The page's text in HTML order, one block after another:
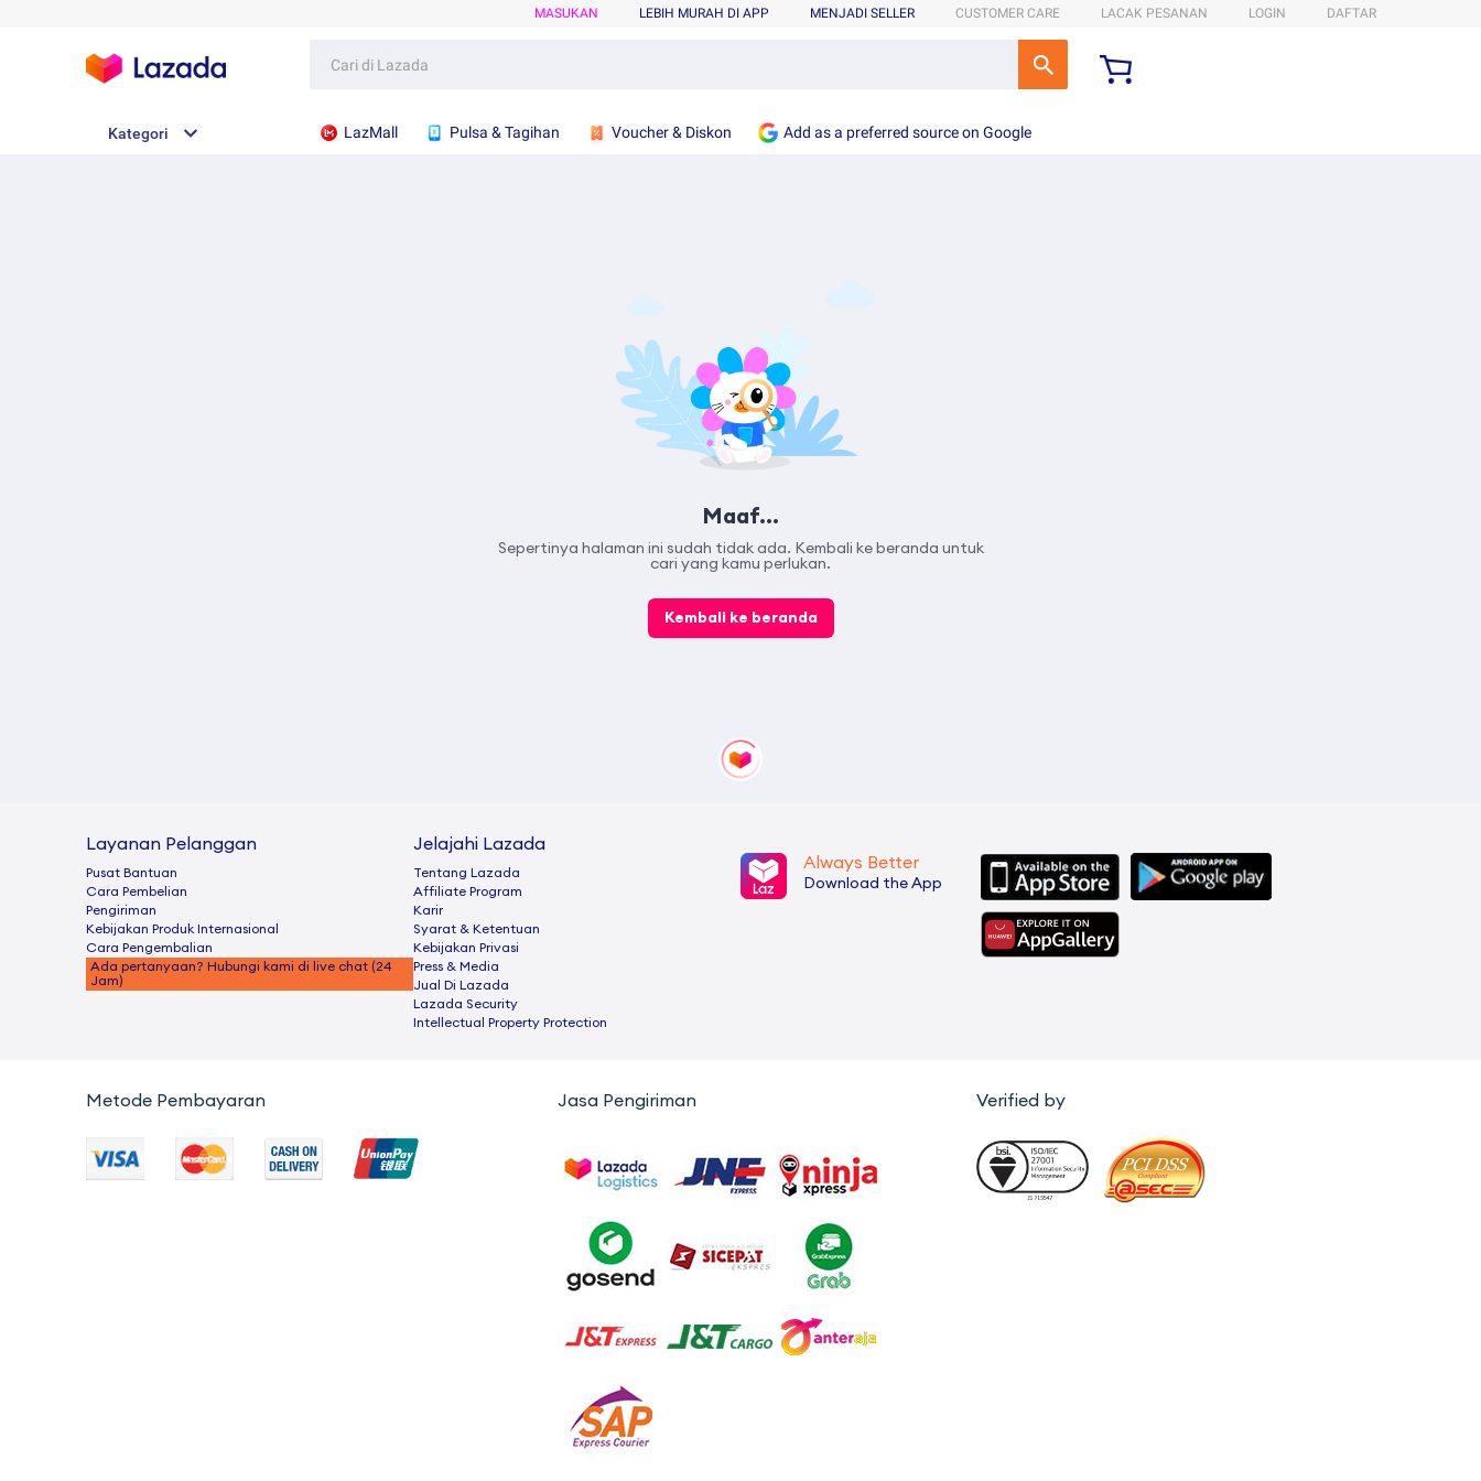
MASUKAN LEBIH MURAH DI APP MENJADI SELLER CUSTOMER CARE LACAK PESANAN LOGIN DAFTAR
Kategori LazMall Pulsa & Tagihan Voucher & Diskon Add as a preferred source on Google
Maaf...
Sepertinya halaman ini sudah tidak ada. Kembali ke beranda untuk
cari yang kamu perlukan.
Kembali ke beranda
Layanan Pelanggan
Pusat Bantuan
Cara Pembelian
Pengiriman
Kebijakan Produk Internasional
Cara Pengembalian
Ada pertanyaan? Hubungi kami di live chat (24
Jam)
Jelajahi Lazada
Tentang Lazada
Afﬁliate Program
Karir
Syarat & Ketentuan
Kebijakan Privasi
Press & Media
Jual Di Lazada
Lazada Security
Intellectual Property Protection
Always Better
Download the App
Metode Pembayaran Jasa Pengiriman Verified by